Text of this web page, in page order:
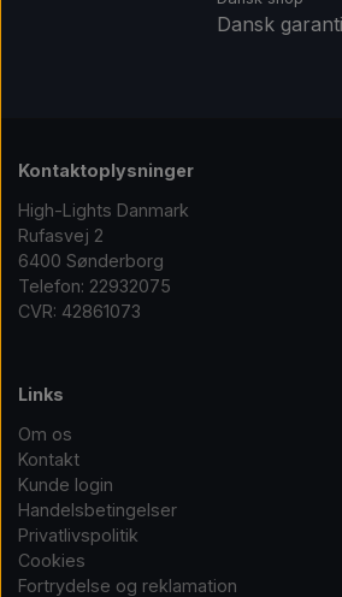
Rabatter
Dansk garanti
Kontaktoplysninger
High-Lights Danmark
Rufasvej 2
6400 Sønderborg
Telefon: 22932075
CVR: 42861073
Links
Om os
Kontakt
Kunde login
Handelsbetingelser
Privatlivspolitik
Cookies
Fortrydelse og reklamation